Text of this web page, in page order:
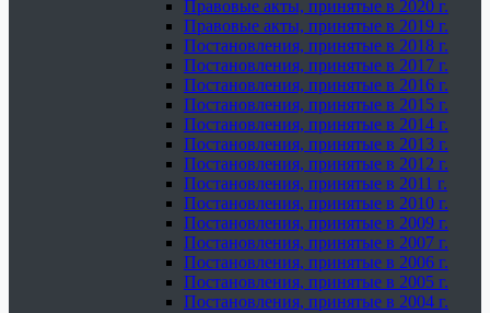
Правовые акты, принятые в 2020 г.
Правовые акты, принятые в 2019 г.
Постановления, принятые в 2018 г.
Постановления, принятые в 2017 г.
Постановления, принятые в 2016 г.
Постановления, принятые в 2015 г.
Постановления, принятые в 2014 г.
Постановления, принятые в 2013 г.
Постановления, принятые в 2012 г.
Постановления, принятые в 2011 г.
Постановления, принятые в 2010 г.
Постановления, принятые в 2009 г.
Постановления, принятые в 2007 г.
Постановления, принятые в 2006 г.
Постановления, принятые в 2005 г.
Постановления, принятые в 2004 г.